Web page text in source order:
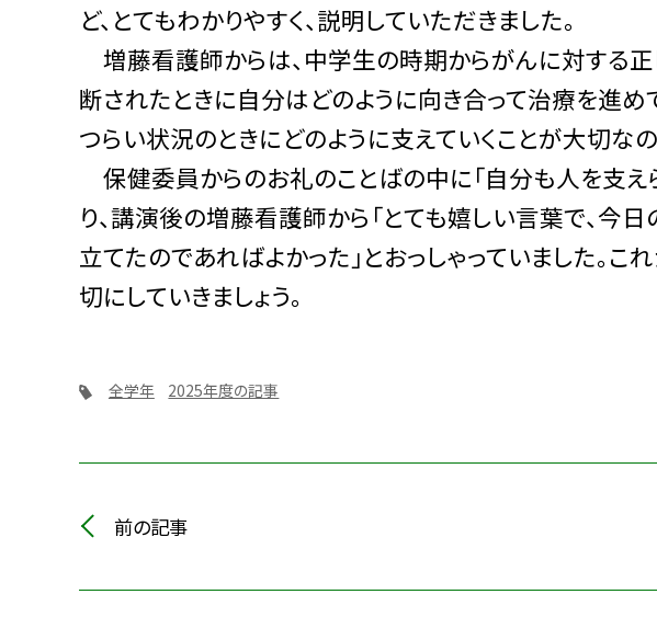
ど、とてもわかりやすく、説明していただきました。
増藤看護師からは、中学生の時期からがんに対する正
断されたときに自分はどのように向き合って治療を進め
つらい状況のときにどのように支えていくことが大切な
保健委員からのお礼のことばの中に「自分も人を支え
り、講演後の増藤看護師から「とても嬉しい言葉で、今
立てたのであればよかった」とおっしゃっていました。
切にしていきましょう。
全学年 2025年度の記事
前の記事